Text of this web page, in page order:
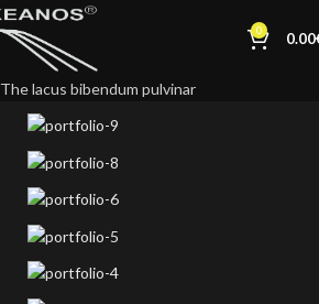
0 0.00
The lacus bibendum pulvinar